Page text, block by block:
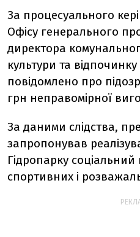
За процесуального
Офісу генерального
директора
культури та
повідомлено про
грн неправомірної
За даними слідства,
запропонував
Гідропарку
спортивних і